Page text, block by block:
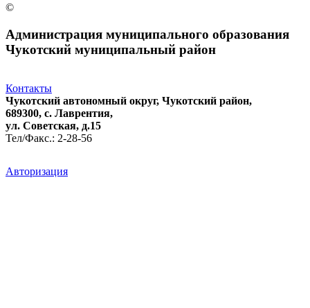
©
Администрация муниципального образования
Чукотский муниципальный район
Контакты
Чукотский автономный округ, Чукотский район,
689300, с. Лаврентия,
ул. Советская, д.15
Тел/Факс.: 2-28-56
Авторизация